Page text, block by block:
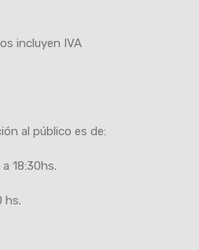
incluyen IVA
al público es de:
18:30hs.
hs.